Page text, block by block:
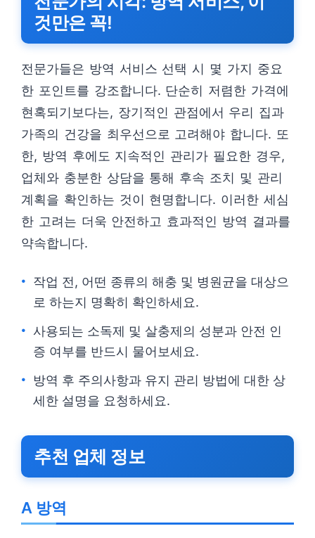
것만은 꼭!
전문가들은 방역 서비스 선택 시 몇 가지 중요
한 포인트를 강조합니다. 단순히 저렴한 가격에
현혹되기보다는, 장기적인 관점에서 우리 집과
가족의 건강을 최우선으로 고려해야 합니다. 또
한, 방역 후에도 지속적인 관리가 필요한 경우,
업체와 충분한 상담을 통해 후속 조치 및 관리
계획을 확인하는 것이 현명합니다. 이러한 세심
한 고려는 더욱 안전하고 효과적인 방역 결과를
약속합니다.
작업 전, 어떤 종류의 해충 및 병원균을 대상으
로 하는지 명확히 확인하세요.
사용되는 소독제 및 살충제의 성분과 안전 인
증 여부를 반드시 물어보세요.
방역 후 주의사항과 유지 관리 방법에 대한 상
세한 설명을 요청하세요.
추천 업체 정보
A 방역